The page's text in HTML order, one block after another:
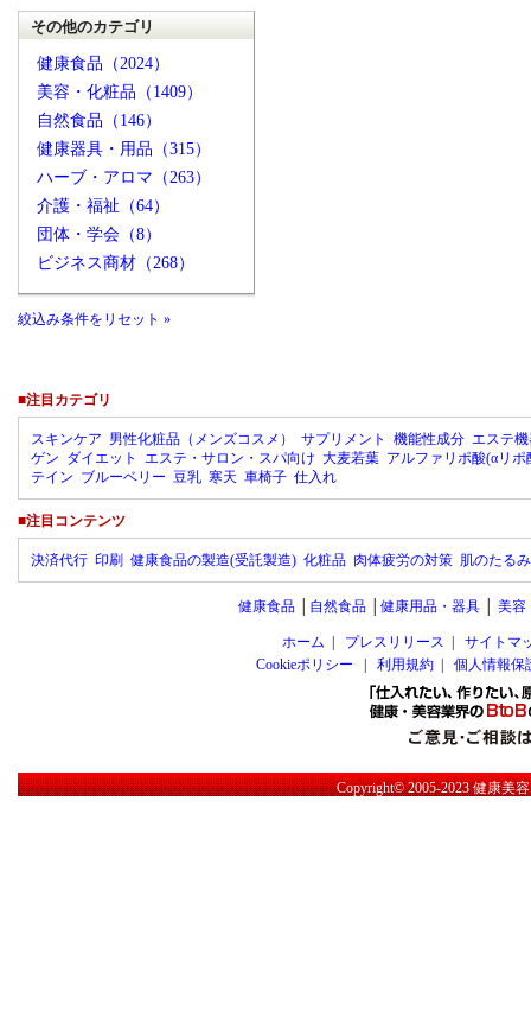
その他のカテゴリ
健康食品（2024）
美容・化粧品（1409）
自然食品（146）
健康器具・用品（315）
ハーブ・アロマ（263）
介護・福祉（64）
団体・学会（8）
ビジネス商材（268）
絞込み条件をリセット »
■注目カテゴリ
スキンケア 男性化粧品（メンズコスメ） サプリメント 機能性成分 エステ
ゲン ダイエット エステ・サロン・スパ向け 大麦若葉 アルファリポ酸(αリポ
テイン ブルーベリー 豆乳 寒天 車椅子 仕入れ
■注目コンテンツ
決済代行 印刷 健康食品の製造(受託製造) 化粧品 肉体疲労の対策 肌のたる
健康食品│ 自然食品│ 健康用品・器具│ 美容
ホーム プレスリリース
サイトマ
Cookieポリシー
利用規約| 個人情報保
Copyright© 2005-2023健康美